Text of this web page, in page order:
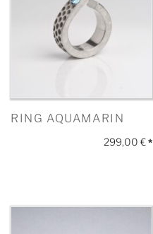
RING AQUAMARIN
299,00€ *